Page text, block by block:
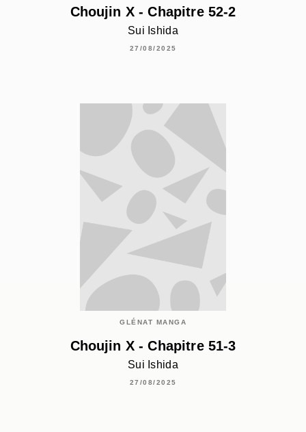
Choujin X - Chapitre 52-2
Sui Ishida
27/08/2025
GLÉNAT MANGA
Choujin X - Chapitre 51-3
Sui Ishida
27/08/2025